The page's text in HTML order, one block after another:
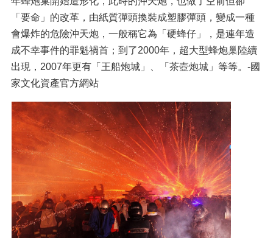
「要命」的改革，由紙質彈頭換裝成塑膠彈頭，變成一種
會爆炸的危險沖天炮，一般稱它為「硬蜂仔」，是連年造
成不幸事件的罪魁禍首；到了2000年，超大型蜂炮巢陸續
出現，2007年更有「王船炮城」、「茶壺炮城」等等。-國
家文化資產官方網站